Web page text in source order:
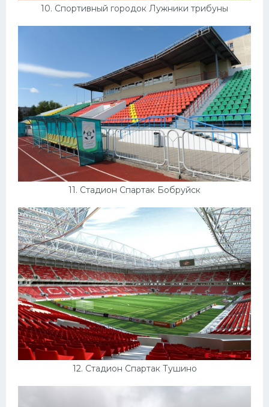
10. Спортивный городок Лужники трибуны
11. Стадион Спартак Бобруйск
12. Стадион Спартак Тушино